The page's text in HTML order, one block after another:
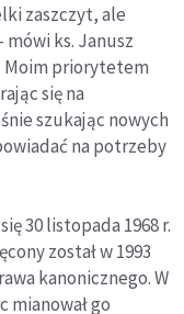
zaszczyt, ale
ks. Janusz
Moim priorytetem
się na
szukając nowych
na potrzeby
30 listopada 1968 r.
został w 1993
kanonicznego. W
mianował go